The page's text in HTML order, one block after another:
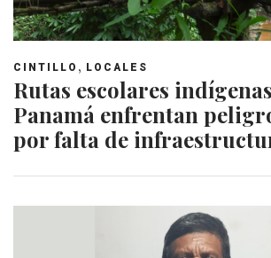
CINTILLO , LOCALES
Rutas escolares
Panamá enfrentan
por falta de